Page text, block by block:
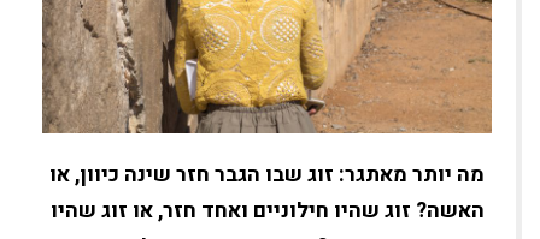
מה יותר מאתגר: זוג שבו הגבר חזר שינה כיוון, או
האשה? זוג שהיו חילוניים ואחד חזר, או זוג שהיו